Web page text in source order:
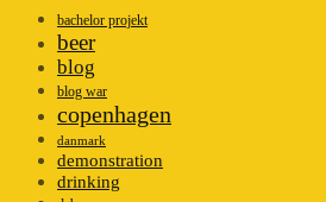
bachelor projekt
beer
blog
blog war
copenhagen
danmark
demonstration
drinking